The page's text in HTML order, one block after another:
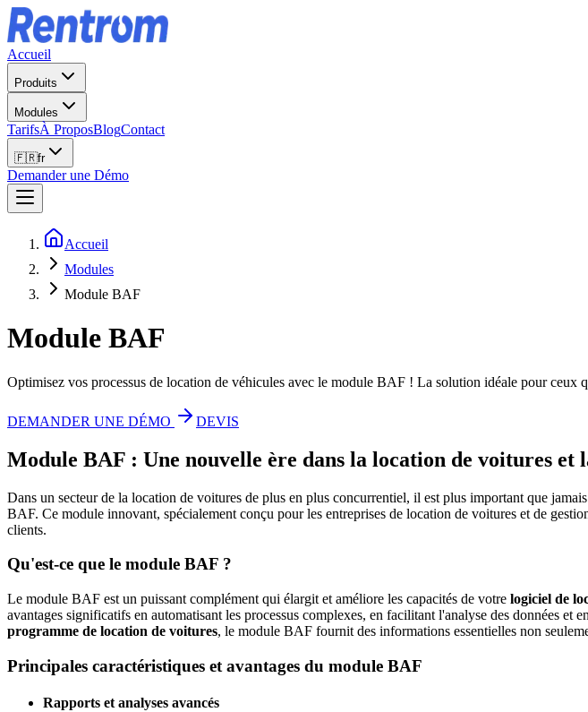
Accueil
Produits
Modules
TarifsÀ ProposBlogContact
🇫🇷fr
Demander une Démo
Accueil
Modules
Module BAF
Module BAF
Optimisez vos processus de location de véhicules avec le module BAF ! La solution idéale pour
DEMANDER UNE DÉMO DEVIS
Module BAF : Une nouvelle ère dans la location de voitures et
Dans un secteur de la location de voitures de plus en plus concurrentiel, il est plus important que
BAF. Ce module innovant, spécialement conçu pour les entreprises de location de voitures et de
clients.
Qu'est-ce que le module BAF ?
Le module BAF est un puissant complément qui élargit et améliore les capacités de votre logiciel de
avantages significatifs en automatisant les processus complexes, en facilitant l'analyse des données
programme de location de voitures, le module BAF fournit des informations essentielles non
Principales caractéristiques et avantages du module BAF
Rapports et analyses avancés